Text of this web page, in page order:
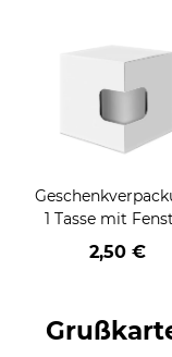
1 Tasse mit
2,50 €